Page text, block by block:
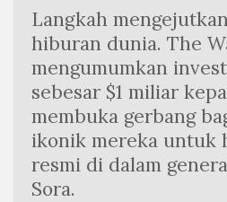
Langkah
hiburan dunia. The
mengumumkan
sebesar $1 miliar
membuka gerbang
ikonik mereka untuk
resmi di dalam
Sora.